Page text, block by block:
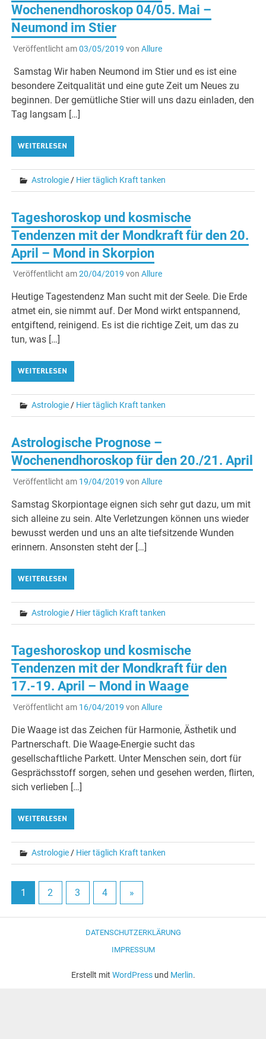
Wochenendhoroskop 04/05. Mai –
Neumond im Stier
Veröffentlicht am03/05/2019 von Allure
Samstag Wir haben Neumond im Stier und es ist eine
besondere Zeitqualität und eine gute Zeit um Neues zu
beginnen. Der gemütliche Stier will uns dazu einladen, den
Tag langsam […]
WEITERLESEN
Astrologie / Hier täglich Kraft tanken
Tageshoroskop und kosmische
Tendenzen mit der Mondkraft für den 20.
April – Mond in Skorpion
Veröffentlicht am20/04/2019 von Allure
Heutige Tagestendenz Man sucht mit der Seele. Die Erde
atmet ein, sie nimmt auf. Der Mond wirkt entspannend,
entgiftend, reinigend. Es ist die richtige Zeit, um das zu
tun, was […]
WEITERLESEN
Astrologie/ Hier täglich Kraft tanken
Astrologische Prognose –
Wochenendhoroskop für den 20./21. April
Veröffentlicht am 19/04/2019 von Allure
Samstag Skorpiontage eignen sich sehr gut dazu, um mit
sich alleine zu sein. Alte Verletzungen können uns wieder
bewusst werden und uns an alte tiefsitzende Wunden
erinnern. Ansonsten steht der […]
WEITERLESEN
Astrologie / Hier täglich Kraft tanken
Tageshoroskop und kosmische
Tendenzen mit der Mondkraft für den
17.-19. April – Mond in Waage
Veröffentlicht am 16/04/2019 von Allure
Die Waage ist das Zeichen für Harmonie, Ästhetik und
Partnerschaft. Die Waage-Energie sucht das
gesellschaftliche Parkett. Unter Menschen sein, dort für
Gesprächsstoff sorgen, sehen und gesehen werden, flirten,
sich verlieben […]
WEITERLESEN
Astrologie / Hier täglich Kraft tanken
1 2 3 4 »
DATENSCHUTZERKLÄRUNG
IMPRESSUM
Erstellt mit WordPressund Merlin.